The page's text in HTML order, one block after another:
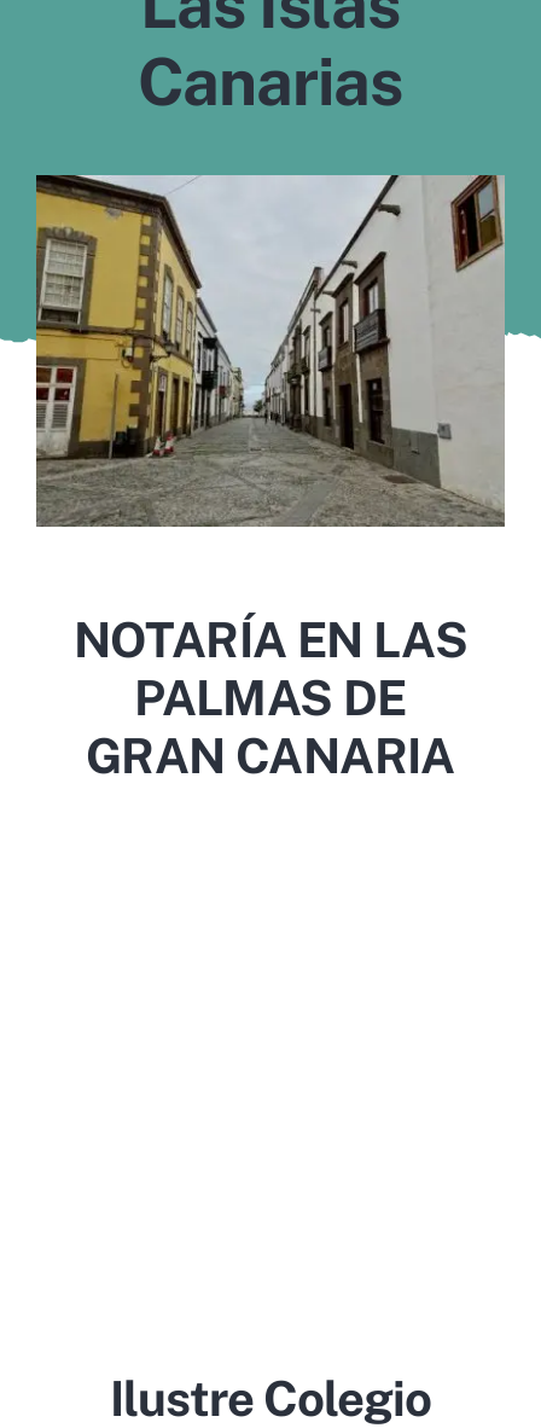
Córdoba
Todas las CCAA
Canarias
NOTARÍA EN LAS
PALMAS DE
GRAN CANARIA
Ilustre Colegio